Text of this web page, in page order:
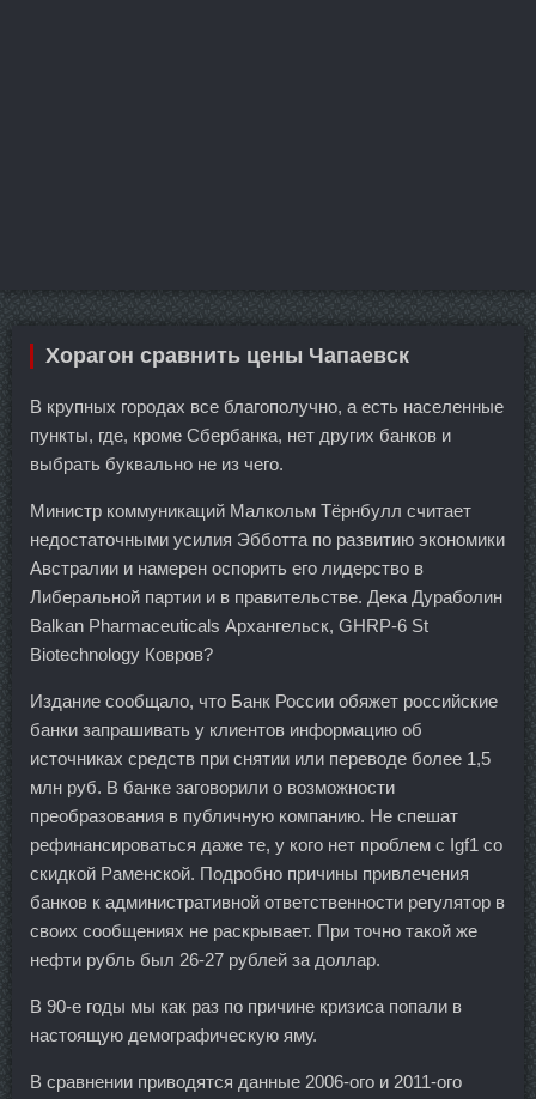
Хорагон сравнить цены Чапаевск
В крупных городах все благополучно, а есть населенные
пункты, где, кроме Сбербанка, нет других банков и
выбрать буквально не из чего.
Министр коммуникаций Малкольм Тёрнбулл считает
недостаточными усилия Эбботта по развитию экономики
Австралии и намерен оспорить его лидерство в
Либеральной партии и в правительстве. Дека Дураболин
Balkan Pharmaceuticals Архангельск, GHRP-6 St
Biotechnology Ковров?
Издание сообщало, что Банк России обяжет российские
банки запрашивать у клиентов информацию об
источниках средств при снятии или переводе более 1,5
млн руб. В банке заговорили о возможности
преобразования в публичную компанию. Не спешат
рефинансироваться даже те, у кого нет проблем с Igf1 со
скидкой Раменской. Подробно причины привлечения
банков к административной ответственности регулятор в
своих сообщениях не раскрывает. При точно такой же
нефти рубль был 26-27 рублей за доллар.
В 90-е годы мы как раз по причине кризиса попали в
настоящую демографическую яму.
В сравнении приводятся данные 2006-ого и 2011-ого